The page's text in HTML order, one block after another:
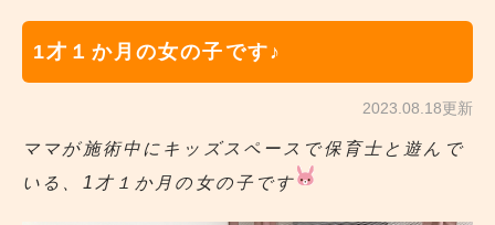
1才１か月の女の子です♪
2023.08.18更新
ママが施術中にキッズスペースで保育士と遊んで
いる、1才１か月の女の子です